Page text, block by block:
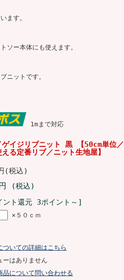
ます。
ソー本体にも使えます。
ニットです。
1mまで対応
ゲイジリブニット 黒 【50cm単位／
る定番リブ／ニット生地屋】
(税込)
(税込)
ント還元 3ポイント～]
×５０ｃｍ
ついての詳細はこちら
ーはありません
品について問い合わせる